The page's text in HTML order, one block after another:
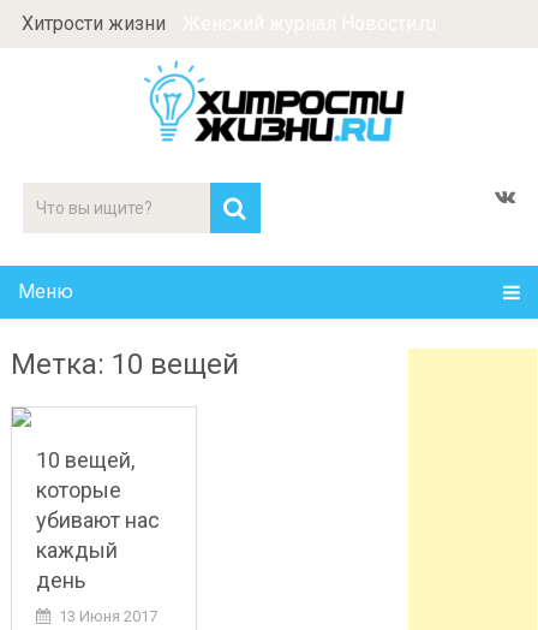
Хитрости жизни
Меню
Метка: 10 вещей
10 вещей,
которые
убивают нас
каждый
день
13 Июня 2017